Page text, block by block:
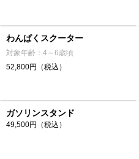
わんぱくスクーター
対象年齢：4～6歳頃
52,800円（税込）
ガソリンスタンド
49,500円（税込）